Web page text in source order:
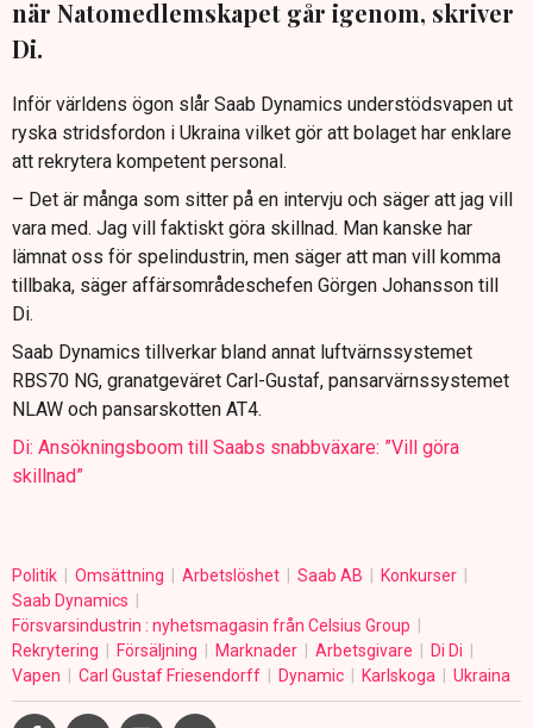
när Natomedlemskapet går igenom, skriver
Di.
Inför världens ögon slår Saab Dynamics understödsvapen ut
ryska stridsfordon i Ukraina vilket gör att bolaget har enklare
att rekrytera kompetent personal.
– Det är många som sitter på en intervju och säger att jag vill
vara med. Jag vill faktiskt göra skillnad. Man kanske har
lämnat oss för spelindustrin, men säger att man vill komma
tillbaka, säger affärsområdeschefen Görgen Johansson till
Di.
Saab Dynamics tillverkar bland annat luftvärnssystemet
RBS70 NG, granatgeväret Carl-Gustaf, pansarvärnssystemet
NLAW och pansarskotten AT4.
Di: Ansökningsboom till Saabs snabbväxare: ”Vill göra
skillnad”
Politik Omsättning Arbetslöshet Saab AB
Konkurser
Saab Dynamics
Försvarsindustrin : nyhetsmagasin från Celsius Group
Rekrytering
Försäljning Marknader Arbetsgivare
Di Di
Vapen
Carl Gustaf Friesendorff Dynamic Karlskoga Ukraina